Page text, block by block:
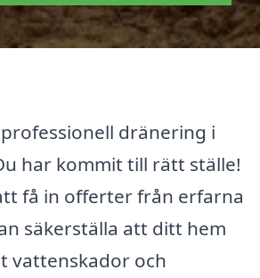
dränering i
har kommit till rätt ställe!
få in offerter från erfarna
säkerställa att ditt hem
vattenskador och